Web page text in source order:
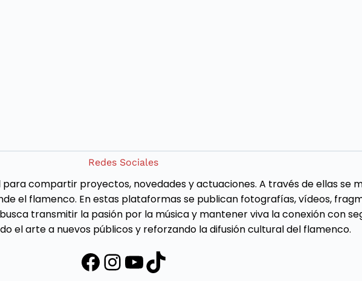
Redes Sociales
para compartir proyectos, novedades y actuaciones. A través de ellas
el flamenco. En estas plataformas se publican fotografías, vídeos,
transmitir la pasión por la música y mantener viva la conexión con
el arte a nuevos públicos y reforzando la difusión cultural del flamenco.
Facebook
Instagram
YouTube
TikTok